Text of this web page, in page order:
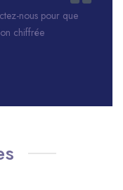
nous pour que
chiffrée